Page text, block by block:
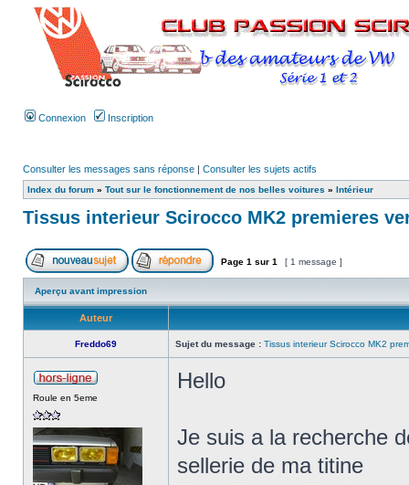
Connexion Inscription
Consulter les messages sans réponse | Consulter les sujets actifs
Index du forum » Tout sur le fonctionnement de nos belles voitures » Intérieur
Tissus interieur Scirocco MK2 premieres
Page 1 sur 1 [ 1 message ]
Aperçu avant impression
Auteur
Freddo69 Sujet du message : Tissus interieur Scirocco MK2
Roule en 5eme
Hello
Je suis a la recherche
sellerie de ma titine